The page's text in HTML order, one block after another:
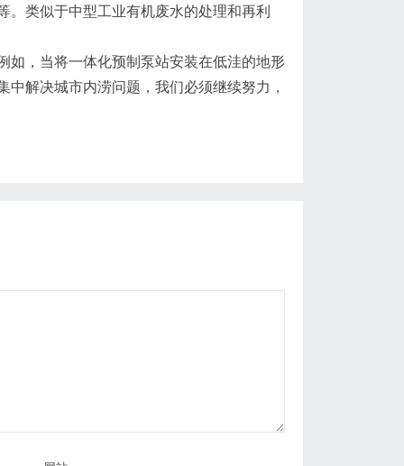
类似于中型工业有机废水的处理和再利
如，当将一体化预制泵站安装在低洼的地形
解决城市内涝问题，我们必须继续努力，